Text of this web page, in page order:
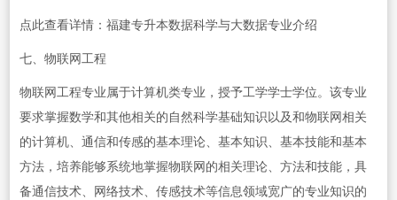
点此查看详情：福建专升本数据科学与大数据专业介绍
七、物联网工程
物联网工程专业属于计算机类专业，授予工学学士学位。该专业
要求掌握数学和其他相关的自然科学基础知识以及和物联网相关
的计算机、通信和传感的基本理论、基本知识、基本技能和基本
方法，培养能够系统地掌握物联网的相关理论、方法和技能，具
备通信技术、网络技术、传感技术等信息领域宽广的专业知识的